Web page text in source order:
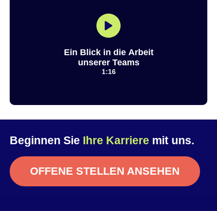
Ein Blick in die Arbeit
unserer Teams
1:16
Beginnen Sie Ihre Karriere mit uns.
OFFENE STELLEN ANSEHEN